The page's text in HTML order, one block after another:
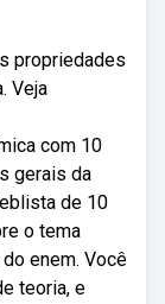
propriedades
Veja
com 10
gerais da
de 10
o tema
enem. Você
teoria, e